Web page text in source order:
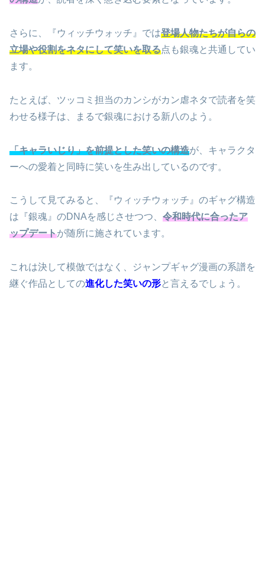
さらに、『ウィッチウォッチ』では登場人物たちが自らの
立場や役割をネタにして笑いを取る点も銀魂と共通してい
ます。
たとえば、ツッコミ担当のカンシがカン虐ネタで読者を笑
わせる様子は、まるで銀魂における新八のよう。
「キャラいじり」を前提とした笑いの構造が、キャラクタ
ーへの愛着と同時に笑いを生み出しているのです。
こうして見てみると、『ウィッチウォッチ』のギャグ構造
は『銀魂』のDNAを感じさせつつ、 令和時代に合ったア
ップデートが随所に施されています。
これは決して模倣ではなく、ジャンプギャグ漫画の系譜を
継ぐ作品としての進化した笑いの形と言えるでしょう。